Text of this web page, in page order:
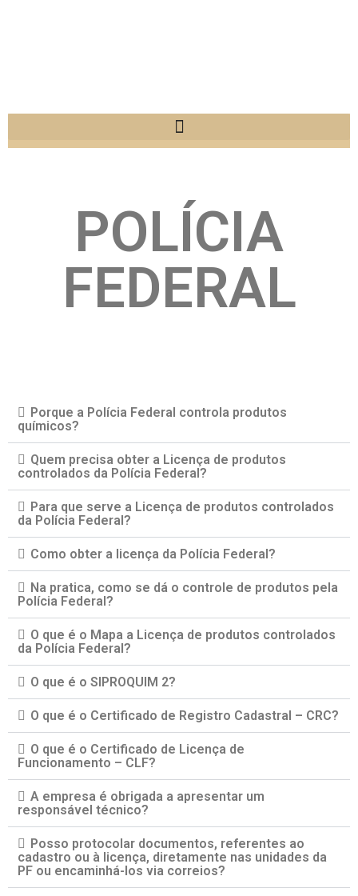
POLÍCIA
FEDERAL
Porque a Polícia Federal controla produtos
químicos?
Quem precisa obter a Licença de produtos
controlados da Polícia Federal?
Para que serve a Licença de produtos controlados
da Polícia Federal?
Como obter a licença da Polícia Federal?
Na pratica, como se dá o controle de produtos pela
Polícia Federal?
O que é o Mapa a Licença de produtos controlados
da Polícia Federal?
O que é o SIPROQUIM 2?
O que é o Certificado de Registro Cadastral – CRC?
O que é o Certificado de Licença de
Funcionamento – CLF?
A empresa é obrigada a apresentar um
responsável técnico?
Posso protocolar documentos, referentes ao
cadastro ou à licença, diretamente nas unidades da
PF ou encaminhá-los via correios?